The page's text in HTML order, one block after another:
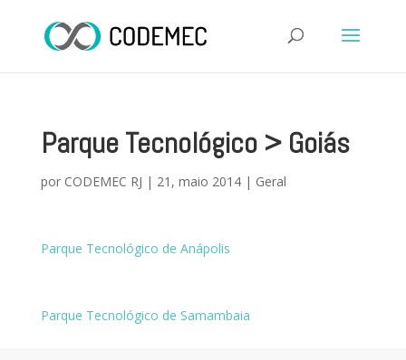
Parque Tecnológico > Goiás
por CODEMEC RJ | 21, maio 2014| Geral
Parque Tecnológico de Anápolis
Parque Tecnológico de Samambaia